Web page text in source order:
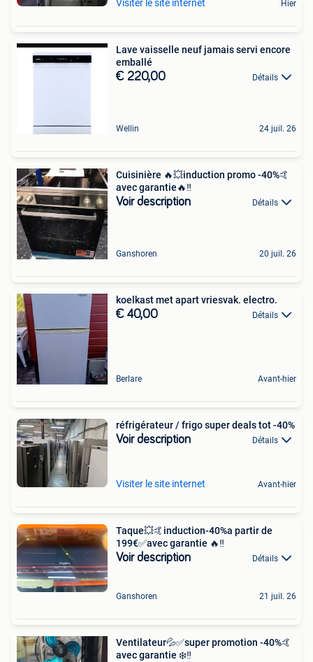
Visiter le site internet Hier
Lave vaisselle neuf jamais servi encore
emballé
€ 220,00 Détails
Wellin 24 juil. 26
Cuisinière 🔥💥induction promo -40%🤙
avec garantie🔥‼️
Voir description Détails
Ganshoren 20 juil. 26
koelkast met apart vriesvak. electro.
€ 40,00 Détails
Berlare Avant-hier
réfrigérateur / frigo super deals tot -40%
Voir description Détails
Visiter le site internet Avant-hier
Taque💥🤙induction-40%a partir de
199€✅avec garantie 🔥‼️
Voir description Détails
Ganshoren 21 juil. 26
Ventilateur💦✅super promotion -40%🤙
avec garantie ❄️‼️